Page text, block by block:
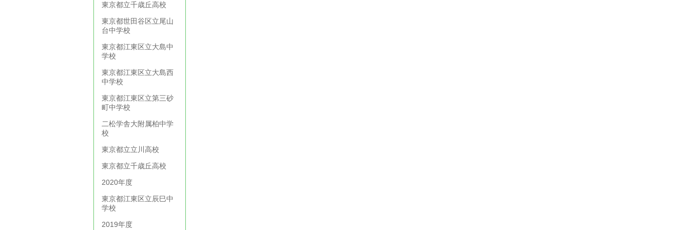
東京都立千歳丘高校
東京都世田谷区立尾山
台中学校
東京都江東区立大島中
学校
東京都江東区立大島西
中学校
東京都江東区立第三砂
町中学校
二松学舎大附属柏中学
校
東京都立立川高校
東京都立千歳丘高校
2020年度
東京都江東区立辰巳中
学校
2019年度